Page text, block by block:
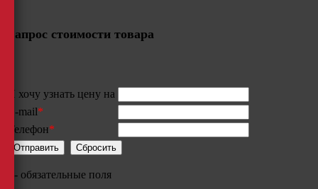
Запрос стоимости товара
Я хочу узнать цену на
E-mail*
Телефон*
- обязательные поля